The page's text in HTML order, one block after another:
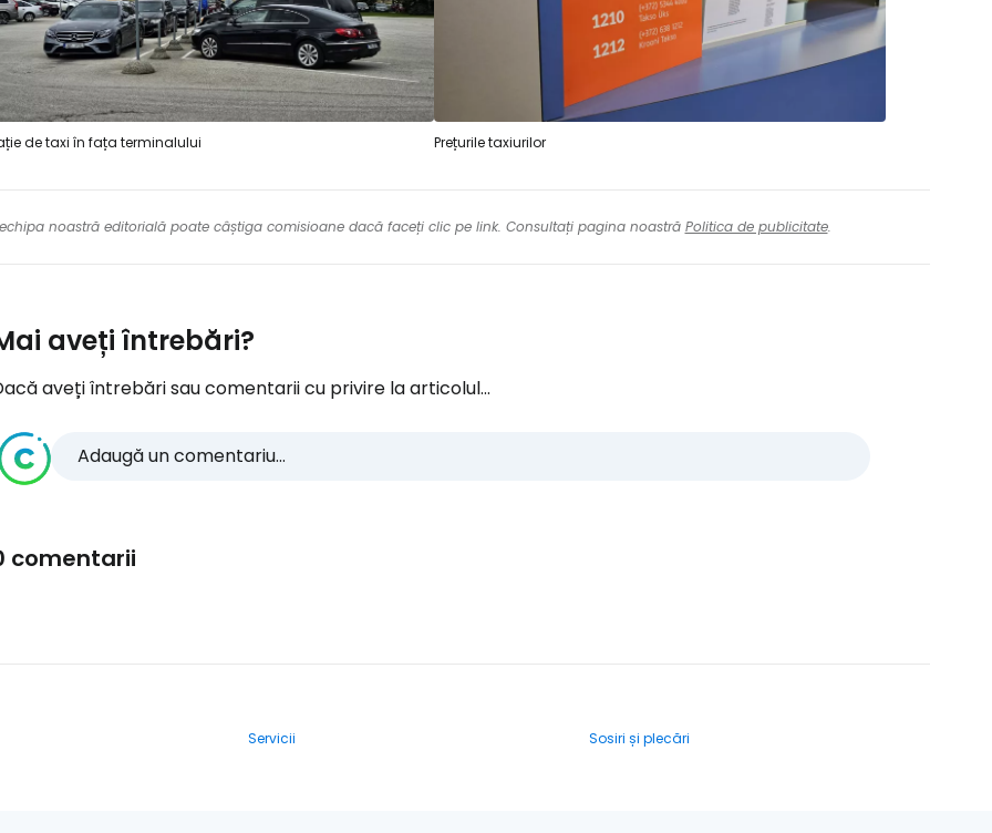
de taxi în fața terminalului Prețurile taxiurilor
noastră editorială poate câștiga comisioane dacă faceți clic pe link. Consultați pagina noastră Politica de publicitate.
aveți întrebări?
aveți întrebări sau comentarii cu privire la articolul...
Adaugă un comentariu...
comentarii
Servicii Sosiri și plecări